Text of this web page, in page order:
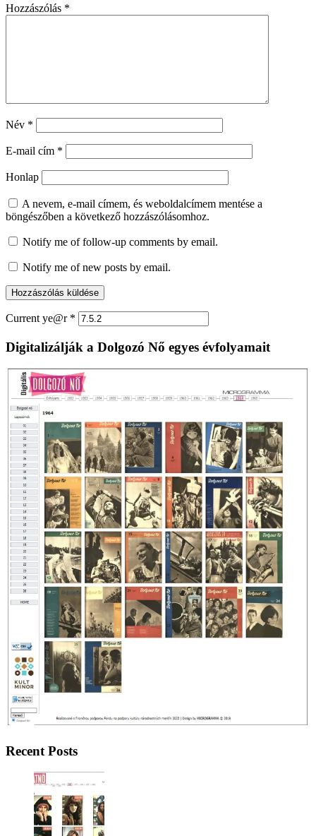
Hozzászólás *
Név *
E-mail cím *
Honlap
A nevem, e-mail címem, és weboldalcímem mentése a
böngészőben a következő hozzászólásomhoz.
Notify me of follow-up comments by email.
Notify me of new posts by email.
Current ye@r *
Digitalizálják a Dolgozó Nő egyes évfolyamait
Recent Posts